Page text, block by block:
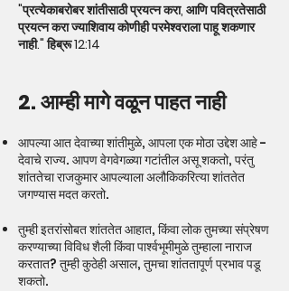
"प्रत्येकाबरोबर शांतीसाठी प्रयत्न करा, आणि पवित्रतेसाठी
प्रयत्न करा ज्याशिवाय कोणीही परमेश्वराला पाहू शकणार
नाही." हिब्रू 12:14
2. आम्ही मागे वळून पाहत नाही
आपल्या आत देवाच्या शांतीमुळे, आपला एक मोठा उद्देश आहे -
देवाचे राज्य. आपण वेगवेगळ्या गटांतील असू शकतो, परंतु
शांततेचा राजकुमार आपल्याला अलौकिकरित्या शांततेत
जगण्यास मदत करतो.
तुम्‍ही इतरांसोबत शांततेत आहात, किंवा लोक तुमच्‍या संप्रेषण
करण्‍याच्‍या विविध शैली किंवा पार्श्‍वभूमीमुळे तुम्‍हाला नाराज
करतात? तुम्ही कुठेही असाल, तुमचा शांततापूर्ण प्रभाव पडू
शकतो.